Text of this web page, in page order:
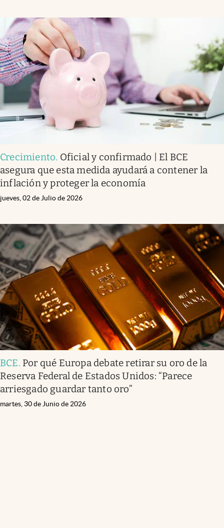
Crecimiento. Oficial y confirmado | El BCE
asegura que esta medida ayudará a contener la
inflación y proteger la economía
jueves, 02 de Julio de 2026
BCE. Por qué Europa debate retirar su oro de la
Reserva Federal de Estados Unidos: “Parece
arriesgado guardar tanto oro”
martes, 30 de Junio de 2026